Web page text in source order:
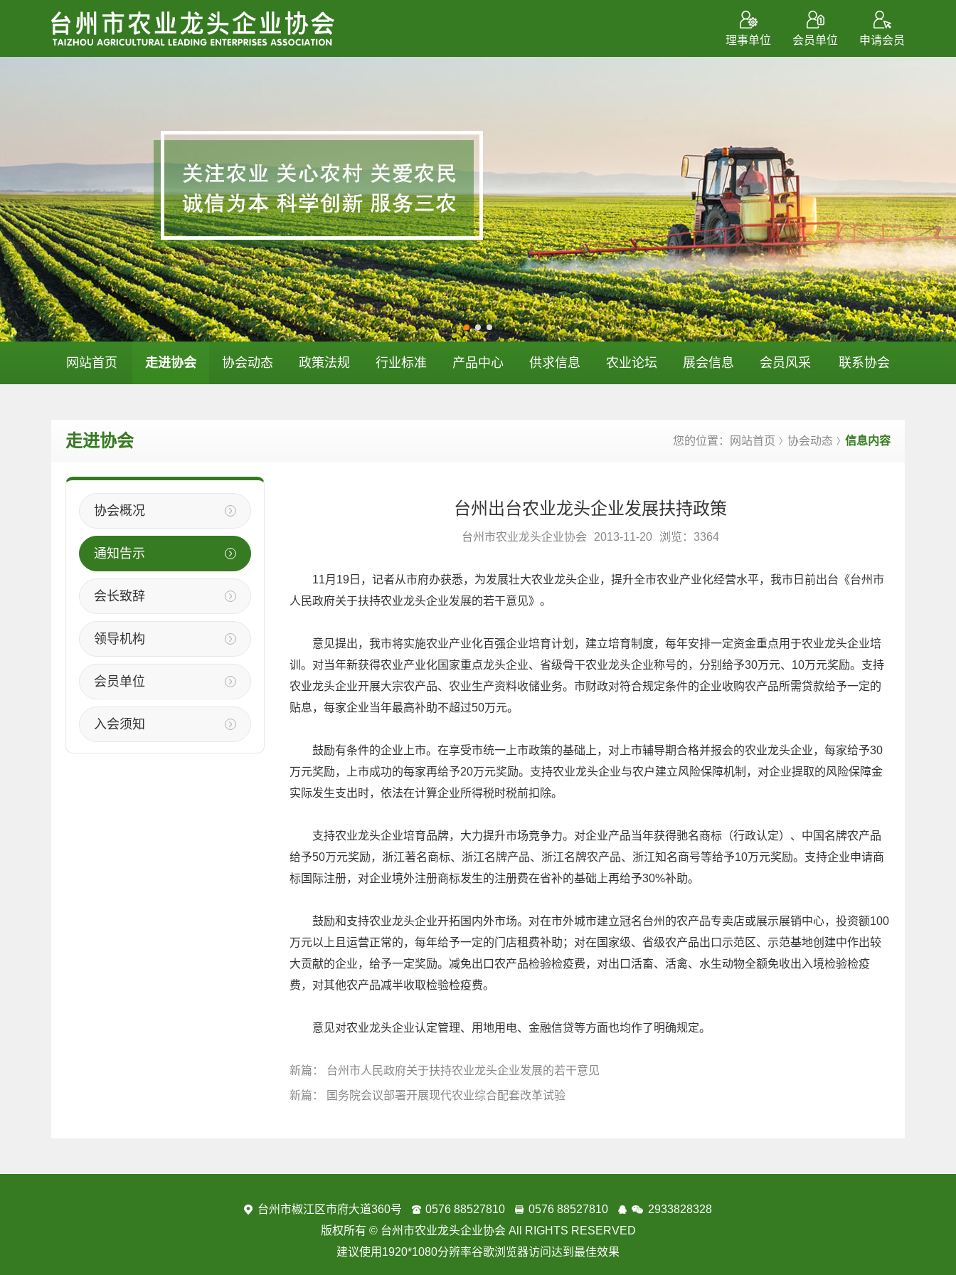
理事单位 会员单位 申请会员
网站首页 走进协会 协会动态 政策法规 行业标准 产品中心 供求信息 农业论坛 展会信息 会员风采 联系协会
走进协会 您的位置：网站首页 〉 协会动态 〉 信息内容
协会概况
通知告示
会长致辞
领导机构
会员单位
入会须知
台州出台农业龙头企业发展扶持政策
台州市农业龙头企业协会 2013-11-20 浏览： 3364
11月19日，记者从市府办获悉，为发展壮大农业龙头企业，提升全市农业产业化经营水平，我市日前出台《台州市
人民政府关于扶持农业龙头企业发展的若干意见》。
意见提出，我市将实施农业产业化百强企业培育计划，建立培育制度，每年安排一定资金重点用于农业龙头企业培
训。对当年新获得农业产业化国家重点龙头企业、省级骨干农业龙头企业称号的，分别给予30万元、10万元奖励。支持
农业龙头企业开展大宗农产品、农业生产资料收储业务。市财政对符合规定条件的企业收购农产品所需贷款给予一定的
贴息，每家企业当年最高补助不超过50万元。
鼓励有条件的企业上市。在享受市统一上市政策的基础上，对上市辅导期合格并报会的农业龙头企业，每家给予30
万元奖励，上市成功的每家再给予20万元奖励。支持农业龙头企业与农户建立风险保障机制，对企业提取的风险保障金
实际发生支出时，依法在计算企业所得税时税前扣除。
支持农业龙头企业培育品牌，大力提升市场竞争力。对企业产品当年获得驰名商标（行政认定）、中国名牌农产品
给予50万元奖励，浙江著名商标、浙江名牌产品、浙江名牌农产品、浙江知名商号等给予10万元奖励。支持企业申请商
标国际注册，对企业境外注册商标发生的注册费在省补的基础上再给予30%补助。
鼓励和支持农业龙头企业开拓国内外市场。对在市外城市建立冠名台州的农产品专卖店或展示展销中心，投资额100
万元以上且运营正常的，每年给予一定的门店租费补助；对在国家级、省级农产品出口示范区、示范基地创建中作出较
大贡献的企业，给予一定奖励。减免出口农产品检验检疫费，对出口活畜、活禽、水生动物全额免收出入境检验检疫
费，对其他农产品减半收取检验检疫费。
意见对农业龙头企业认定管理、用地用电、金融信贷等方面也均作了明确规定。
新篇： 台州市人民政府关于扶持农业龙头企业发展的若干意见
新篇： 国务院会议部署开展现代农业综合配套改革试验
台州市椒江区市府大道360号 0576 88527810 0576 88527810
2933828328
版权所有 © 台州市农业龙头企业协会 All RIGHTS RESERVED
建议使用 1920*1080分辨率谷歌浏览器访问达到最佳效果